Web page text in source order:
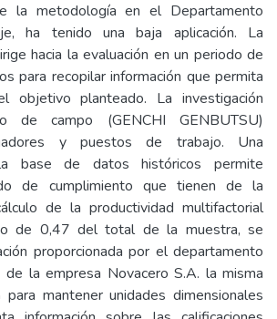
la metodología en el Departamento
ha tenido una baja aplicación. La
hacia la evaluación en un periodo de
para recopilar información que permita
objetivo planteado. La investigación
de campo (GENCHI GENBUTSU)
y puestos de trabajo. Una
base de datos históricos permite
de cumplimiento que tienen de la
de la productividad multifactorial
de 0,47 del total de la muestra, se
proporcionada por el departamento
la empresa Novacero S.A. la misma
mantener unidades dimensionales